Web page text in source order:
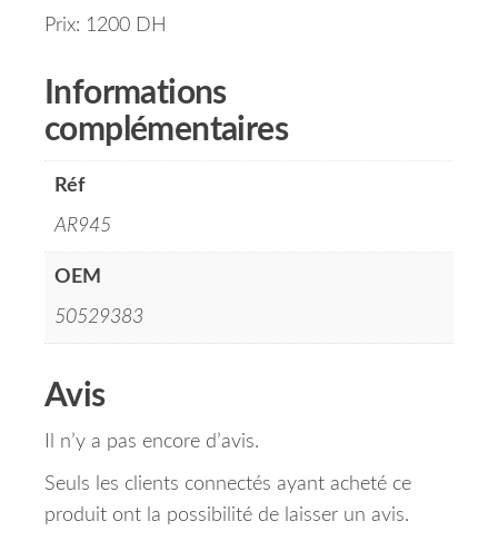
Prix: 1200 DH
Informations
complémentaires
Réf
AR945
OEM
50529383
Avis
Il n’y a pas encore d’avis.
Seuls les clients connectés ayant acheté ce
produit ont la possibilité de laisser un avis.